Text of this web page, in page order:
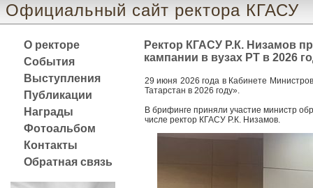
Официальный сайт ректора КГАСУ
О ректоре
События
Выступления
Публикации
Награды
Фотоальбом
Контакты
Обратная связь
Ректор КГАСУ Р.К. Низамов
кампании в вузах РТ в 2026
29 июня 2026 года в Кабинете
Татарстан в 2026 году».
В брифинге приняли участие министр
числе ректор КГАСУ Р.К. Низамов.